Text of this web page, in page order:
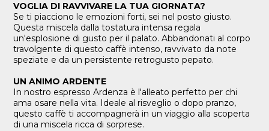
VOGLIA DI RAVVIVARE LA TUA GIORNATA?
Se ti piacciono le emozioni forti, sei nel posto giusto.
Questa miscela dalla tostatura intensa regala
un'esplosione di gusto per il palato. Abbandonati al corpo
travolgente di questo caffè intenso, ravvivato da note
speziate e da un persistente retrogusto pepato.
UN ANIMO ARDENTE
In nostro espresso Ardenza è l'alleato perfetto per chi
ama osare nella vita. Ideale al risveglio o dopo pranzo,
questo caffè ti accompagnerà in un viaggio alla scoperta
di una miscela ricca di sorprese.